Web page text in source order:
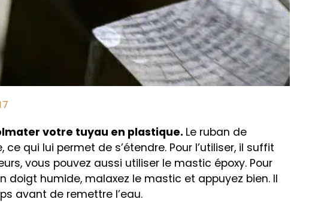
votre tuyau en plastique. Le ruban de
qui lui permet de s’étendre. Pour l’utiliser, il suffit
vous pouvez aussi utiliser le mastic époxy. Pour
doigt humide, malaxez le mastic et appuyez bien. Il
avant de remettre l’eau.